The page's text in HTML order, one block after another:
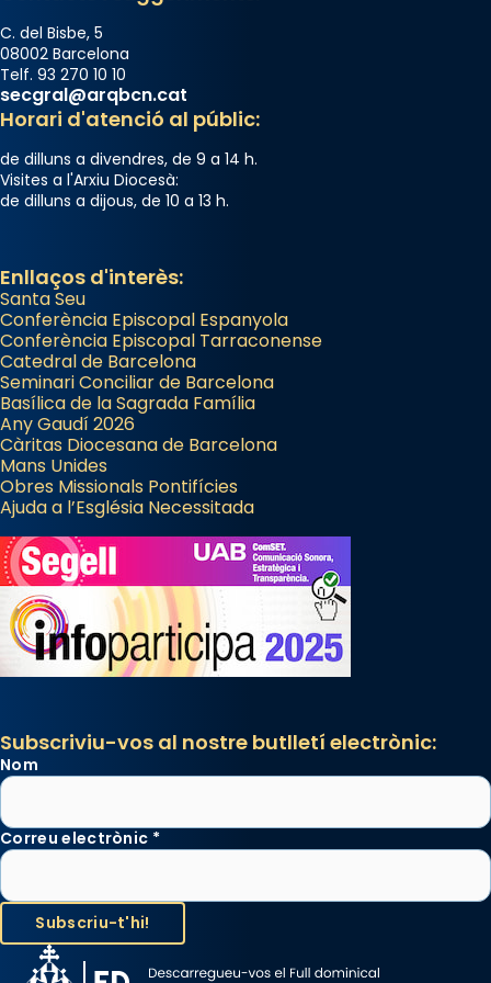
C. del Bisbe, 5
08002 Barcelona
Telf. 93 270 10 10
secgral@arqbcn.cat
Horari d'atenció al públic:
de dilluns a divendres, de 9 a 14 h.
Visites a l'Arxiu Diocesà:
de dilluns a dijous, de 10 a 13 h.
Enllaços d'interès:
Santa Seu
Conferència Episcopal Espanyola
Conferència Episcopal Tarraconense
Catedral de Barcelona
Seminari Conciliar de Barcelona
Basílica de la Sagrada Família
Any Gaudí 2026
Càritas Diocesana de Barcelona
Mans Unides
Obres Missionals Pontifícies
Ajuda a l’Església Necessitada
Subscriviu-vos al nostre butlletí electrònic:
Nom
Correu electrònic *